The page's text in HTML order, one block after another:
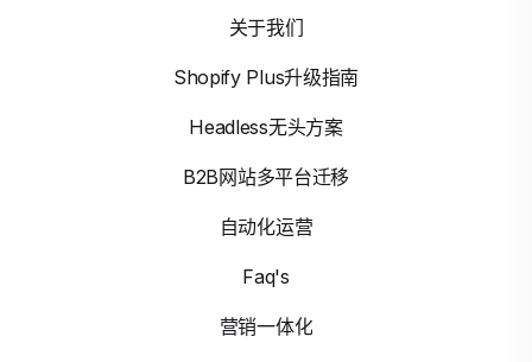
关于我们
Shopify Plus升级指南
Headless无头方案
B2B网站多平台迁移
自动化运营
Faq's
营销一体化